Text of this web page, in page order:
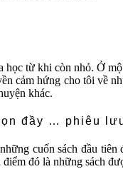
từ khi còn nhỏ. Ở
cảm hứng cho tôi về
khác.
đầy … phiêu
cuốn sách đầu
đó là những sách